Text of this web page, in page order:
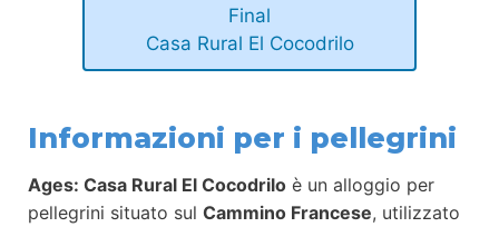
Final
Casa Rural El Cocodrilo
Informazioni per i pellegrini
Ages: Casa Rural El Cocodrilo è un alloggio per
pellegrini situato sul Cammino Francese, utilizzato